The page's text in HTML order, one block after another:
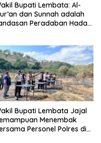
Bupati Lembata: Al-
dan Sunnah adalah
Peradaban Hadapi
Bupati Lembata Jajal
Menembak
Personel Polres di